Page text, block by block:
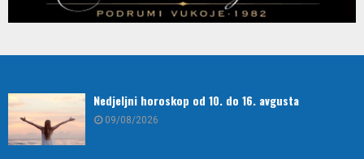
Nedjeljni horoskop od 10. do 16. avgusta
09/08/2026